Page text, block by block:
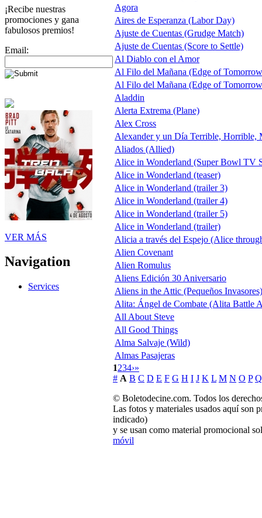
¡Recibe nuestras
promociones y gana
fabulosos premios!
Email:
VER MÁS
Navigation
Services
Agora
Aires de Esperanza (Labor Day)
Ajuste de Cuentas (Grudge Match)
Ajuste de Cuentas (Score to Settle)
Al Diablo con el Amor
Al Filo del Mañana (Edge of
Al Filo del Mañana (Edge of
Aladdin
Alerta Extrema (Plane)
Alex Cross
Alexander y un Día Terrible, Horrible,
Aliados (Allied)
Alice in Wonderland (Super Bowl TV
Alice in Wonderland (teaser)
Alice in Wonderland (trailer 3)
Alice in Wonderland (trailer 4)
Alice in Wonderland (trailer 5)
Alice in Wonderland (trailer)
Alicia a través del Espejo (Alice
Alien Covenant
Alien Romulus
Aliens Edición 30 Aniversario
Aliens in the Attic (Pequeños Invasores)
Alita: Ángel de Combate (Alita Battle
All About Steve
All Good Things
Alma Salvaje (Wild)
Almas Pasajeras
1234›»
# A B C D E F G H I J K L M N O P Q
© Boletodecine.com. Todos los
Las fotos y materiales usados aquí son
indicado)
y se usan como material promocional
móvil